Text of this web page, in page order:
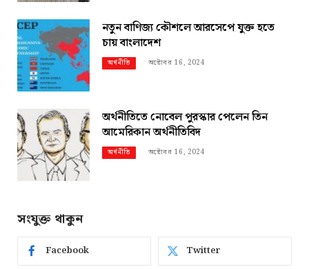
নতুন বাণিজ্য কৌশলে আরসেপে যুক্ত হতে
চায় বাংলাদেশ
অর্থনীতি অক্টোবর 16, 2024
অর্থনীতিতে নোবেল পুরস্কার পেলেন তিন
আমেরিকান অর্থনীতিবিদ
অর্থনীতি অক্টোবর 16, 2024
সংযুক্ত থাকুন
Facebook Twitter